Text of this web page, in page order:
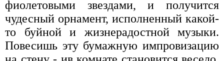
фиолетовыми звездами, и получится
чудесный орнамент, исполненный какой-
то буйной и жизнерадостной музыки.
Повесишь эту бумажную импровизацию